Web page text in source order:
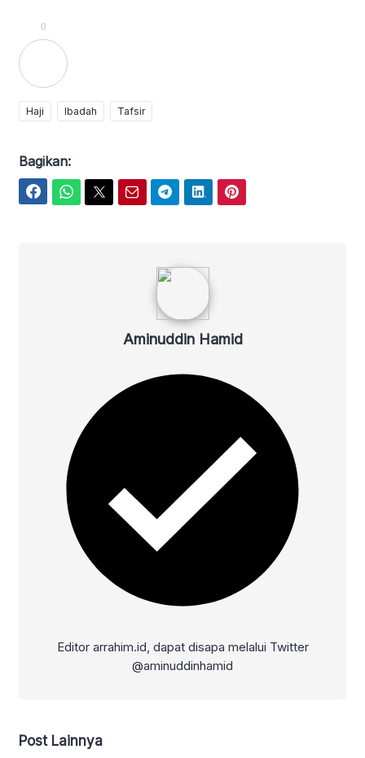
0
Haji Ibadah Tafsir
Bagikan:
Aminuddin Hamid
Editor arrahim.id, dapat disapa melalui Twitter
@aminuddinhamid
Post Lainnya